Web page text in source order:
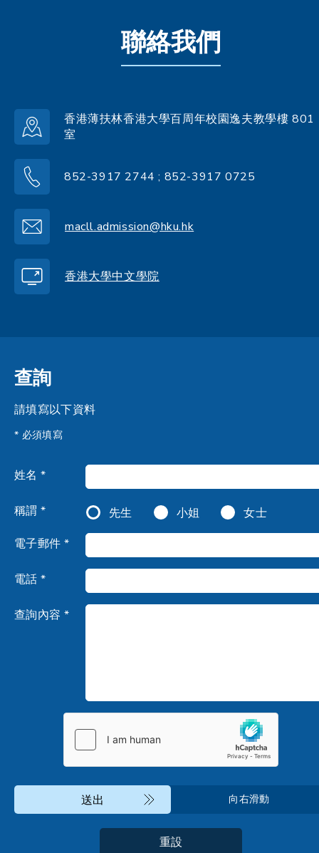
聯絡我們
香港薄扶林香港大學百周年校園逸夫教學樓 801
室
852-3917 2744 ; 852-3917 0725
macll.admission@hku.hk
香港大學中文學院
查詢
請填寫以下資料
* 必須填寫
姓名 *
稱謂 * 先生 小姐
女士
電子郵件 *
電話 *
查詢內容 *
送出 向右滑動
重設